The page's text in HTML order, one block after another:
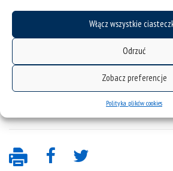
Włącz wszystkie
Odrzuć
Zobacz preferencje
Polityka plików cookies
miasta sprawia, że w zasadzie
Wstęp wolny – chętnie
Pamiętajcie więc, żeby zaznaczyć
kalendarzach!Impreza